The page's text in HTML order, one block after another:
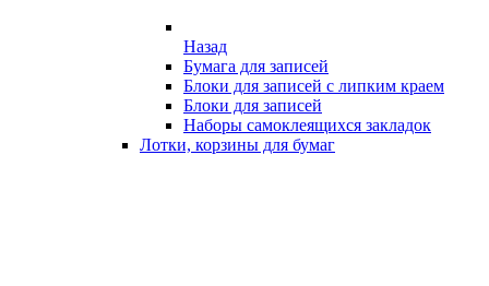
Назад
Бумага для записей
Блоки для записей с липким краем
Блоки для записей
Наборы самоклеящихся закладок
Лотки, корзины для бумаг